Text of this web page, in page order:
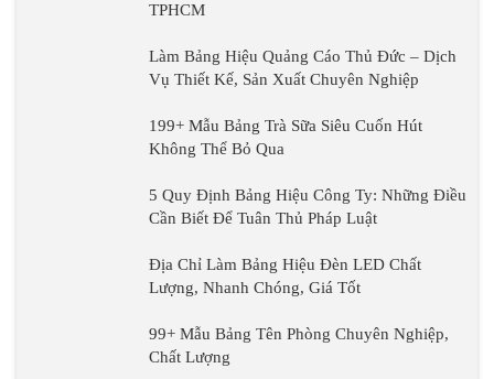
TPHCM
Làm Bảng Hiệu Quảng Cáo Thủ Đức – Dịch
Vụ Thiết Kế, Sản Xuất Chuyên Nghiệp
199+ Mẫu Bảng Trà Sữa Siêu Cuốn Hút
Không Thể Bỏ Qua
5 Quy Định Bảng Hiệu Công Ty: Những Điều
Cần Biết Để Tuân Thủ Pháp Luật
Địa Chỉ Làm Bảng Hiệu Đèn LED Chất
Lượng, Nhanh Chóng, Giá Tốt
99+ Mẫu Bảng Tên Phòng Chuyên Nghiệp,
Chất Lượng